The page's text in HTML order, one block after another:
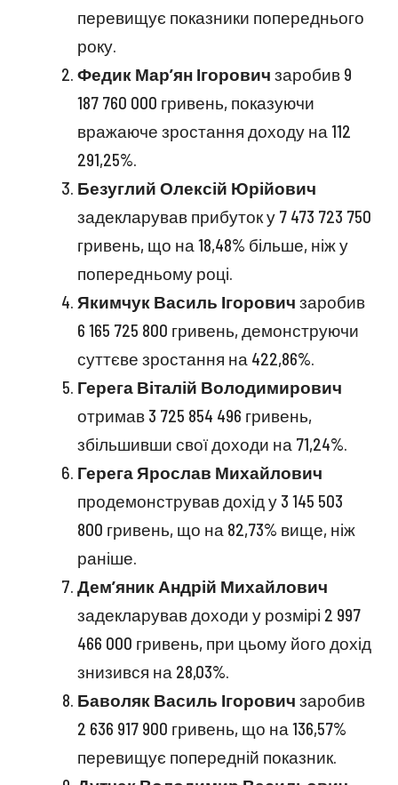
перевищує показники попереднього
року.
Федик Мар’ян Ігорович заробив 9
187 760 000 гривень, показуючи
вражаюче зростання доходу на 112
291,25%.
Безуглий Олексій Юрійович
задекларував прибуток у 7 473 723 750
гривень, що на 18,48% більше, ніж у
попередньому році.
Якимчук Василь Ігорович заробив
6 165 725 800 гривень, демонструючи
суттєве зростання на 422,86%.
Герега Віталій Володимирович
отримав 3 725 854 496 гривень,
збільшивши свої доходи на 71,24%.
Герега Ярослав Михайлович
продемонстрував дохід у 3 145 503
800 гривень, що на 82,73% вище, ніж
раніше.
Дем’яник Андрій Михайлович
задекларував доходи у розмірі 2 997
466 000 гривень, при цьому його дохід
знизився на 28,03%.
Баволяк Василь Ігорович заробив
2 636 917 900 гривень, що на 136,57%
перевищує попередній показник.